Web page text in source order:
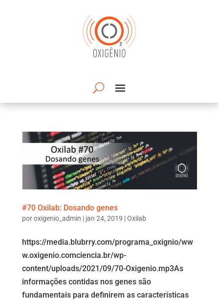
#70 Oxilab: Dosando genes
poroxigenio_admin | jan 24, 2019 |Oxilab
https://media.blubrry.com/programa_oxignio/ww
w.oxigenio.comciencia.br/wp-
content/uploads/2021/09/70-Oxigenio.mp3As
informações contidas nos genes são
fundamentais para definirem as características